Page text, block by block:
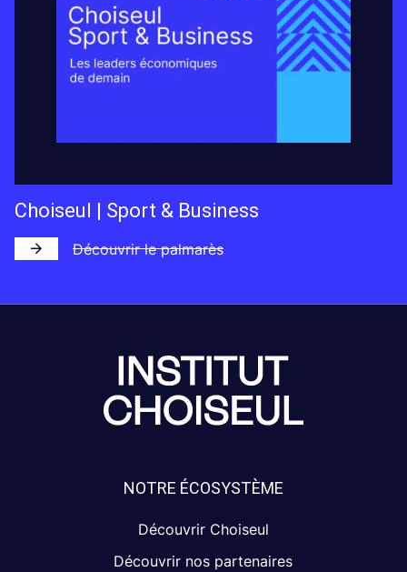
Choiseul | Sport & Business
Découvrir le palmarès
NOTRE ÉCOSYSTÈME
Découvrir Choiseul
Découvrir nos partenaires